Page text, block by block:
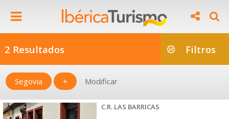
2 Resultados Filtros
Segovia + Modificar
C.R. LAS BARRICAS